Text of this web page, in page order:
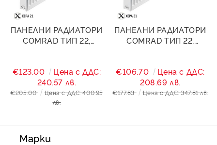
ПАНЕЛНИ РАДИАТОРИ
COMRAD ТИП 22,
€123.00
Цена с ДДС:
240.57 лв.
€205.00
Цена с ДДС: 400.95
лв.
ПАНЕЛНИ РАДИАТОРИ
COMRAD ТИП 22,
€106.70
Цена с ДДС:
208.69 лв.
€177.83 Цена с ДДС: 347.81 лв.
Марки